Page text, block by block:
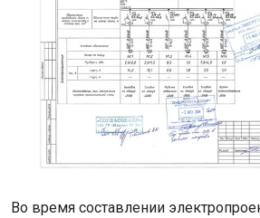
Во время составлении